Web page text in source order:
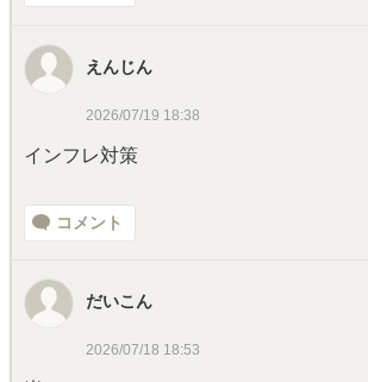
えんじん
2026/07/19 18:38
インフレ対策
コメント
だいこん
2026/07/18 18:53